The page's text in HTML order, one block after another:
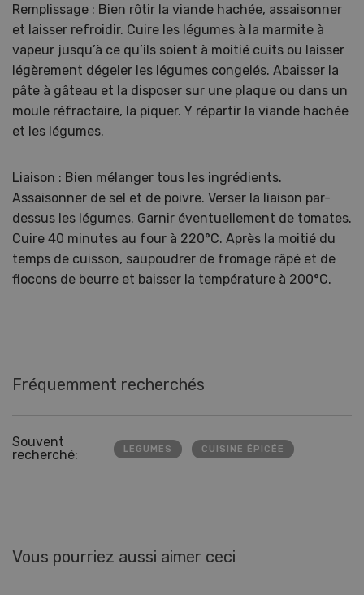
Remplissage : Bien rôtir la viande hachée, assaisonner
et laisser refroidir. Cuire les légumes à la marmite à
vapeur jusqu’à ce qu’ils soient à moitié cuits ou laisser
légèrement dégeler les légumes congelés. Abaisser la
pâte à gâteau et la disposer sur une plaque ou dans un
moule réfractaire, la piquer. Y répartir la viande hachée
et les légumes.
Liaison : Bien mélanger tous les ingrédients.
Assaisonner de sel et de poivre. Verser la liaison par-
dessus les légumes. Garnir éventuellement de tomates.
Cuire 40 minutes au four à 220°C. Après la moitié du
temps de cuisson, saupoudrer de fromage râpé et de
flocons de beurre et baisser la température à 200°C.
Fréquemment recherchés
Souvent
recherché:
LEGUMES CUISINE ÉPICÉE
Vous pourriez aussi aimer ceci